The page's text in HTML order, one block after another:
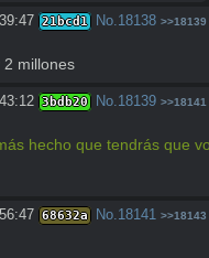
21bcd1 No.18138 >>18139
2 millones
3bdb20 No.18139 >>18141
hecho que tendrás que
68632a No.18141 >>18143